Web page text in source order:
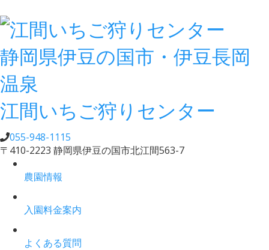
静岡県伊豆の国市・伊豆長岡
温泉
江間いちご狩りセンター
055-948-1115
〒410-2223 静岡県伊豆の国市北江間563-7
農園情報
入園料金案内
よくある質問